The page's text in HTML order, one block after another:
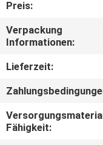
TRETEN
SIE
MIT
UNS
Preis:
Verpackung
Informationen:
Lieferzeit:
Fähigkeit: